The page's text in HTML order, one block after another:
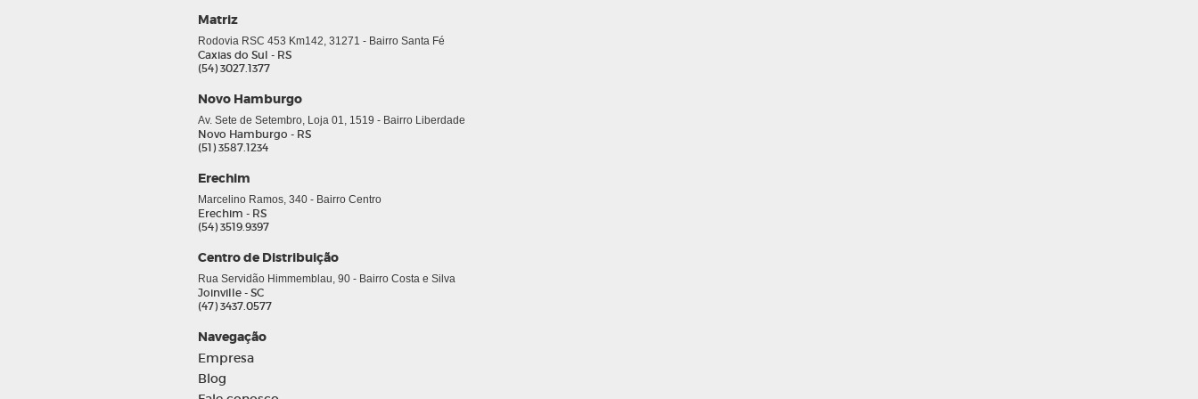
Matriz
Rodovia RSC 453 Km142, 31271 - Bairro Santa Fé
Caxias do Sul - RS
(54) 3027.1377
Novo Hamburgo
Av. Sete de Setembro, Loja 01, 1519 - Bairro Liberdade
Novo Hamburgo - RS
(51) 3587.1234
Erechim
Marcelino Ramos, 340 - Bairro Centro
Erechim - RS
(54) 3519.9397
Centro de Distribuição
Rua Servidão Himmemblau, 90 - Bairro Costa e Silva
Joinville - SC
(47) 3437.0577
Navegação
Empresa
Blog